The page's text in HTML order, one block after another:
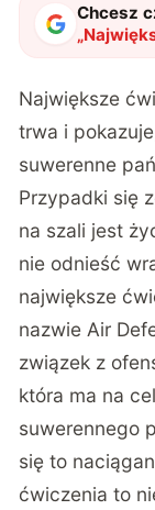
Chcesz
„
lat nie
Największe
trwa i
suwerenne
Przypadki się
na szali jest
nie odnieść
największe
nazwie Air
związek z
która ma na
suwerennego
się to
ćwiczenia to